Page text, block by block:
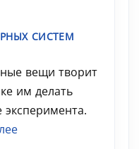
СИСТЕМ
вещи творит
им делать
эксперимента.